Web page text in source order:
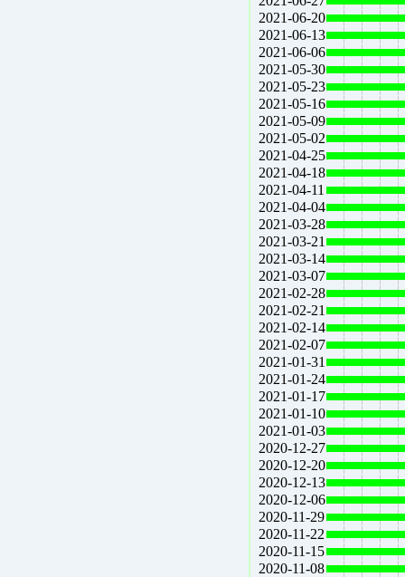
2021-06-20
2021-06-13
2021-06-06
2021-05-30
2021-05-23
2021-05-16
2021-05-09
2021-05-02
2021-04-25
2021-04-18
2021-04-11
2021-04-04
2021-03-28
2021-03-21
2021-03-14
2021-03-07
2021-02-28
2021-02-21
2021-02-14
2021-02-07
2021-01-31
2021-01-24
2021-01-17
2021-01-10
2021-01-03
2020-12-27
2020-12-20
2020-12-13
2020-12-06
2020-11-29
2020-11-22
2020-11-15
2020-11-08